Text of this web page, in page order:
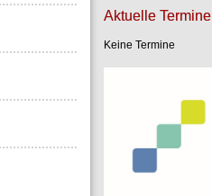
Aktuelle Termine
Keine Termine